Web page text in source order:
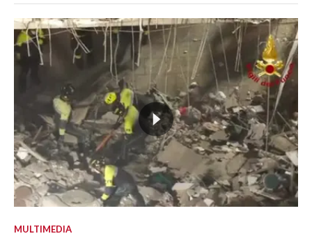
MULTIMEDIA